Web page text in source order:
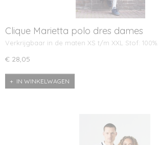
Clique Marietta polo dres dames
Verkrijgbaar in de maten XS t/m XXL Stof: 100%…
€ 28,05
IN WINKELWAGEN